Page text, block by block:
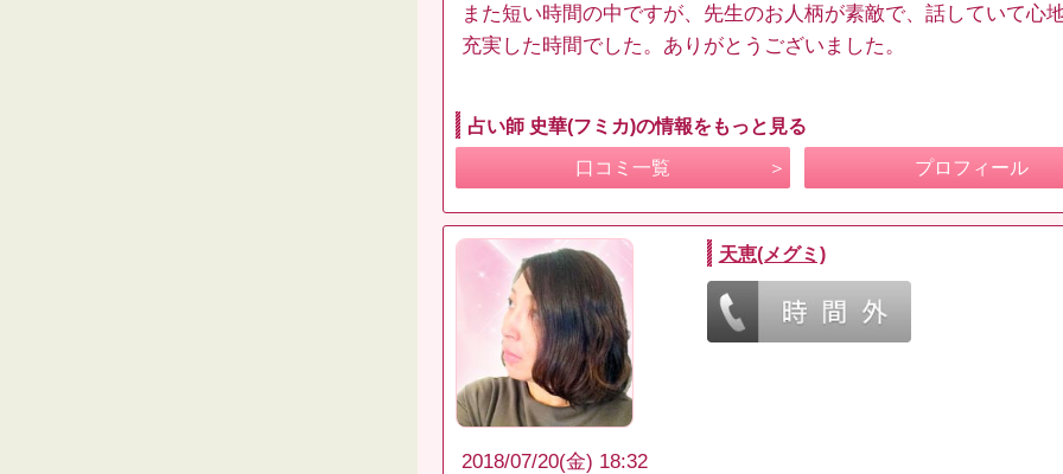
また短い時間の中ですが、先生のお人柄が素敵で、話していて心
充実した時間でした。ありがとうございました。
占い師 史華(フミカ)の情報をもっと見る
口コミ一覧 プロフィール
天恵(メグミ)
2018/07/20(金) 18:32